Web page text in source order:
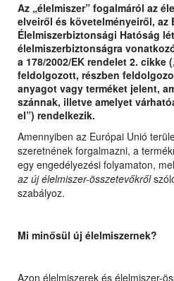
Az „élelmiszer” fogalmáról az
elveiről és követelményeiről, az
Élelmiszerbiztonsági Hatóság
élelmiszerbiztonságra
a 178/2002/EK rendelet 2. cikke
feldolgozott, részben
anyagot vagy terméket jelent,
szánnak, illetve amelyet
el”) rendelkezik.
Amennyiben az Európai Unió
szeretnének forgalmazni, a
egy engedélyezési folyamaton,
az új élelmiszer-összetevőkről
szabályoz.
Mi minősül új élelmiszernek?
Azon élelmiszerek és élelmiszer-